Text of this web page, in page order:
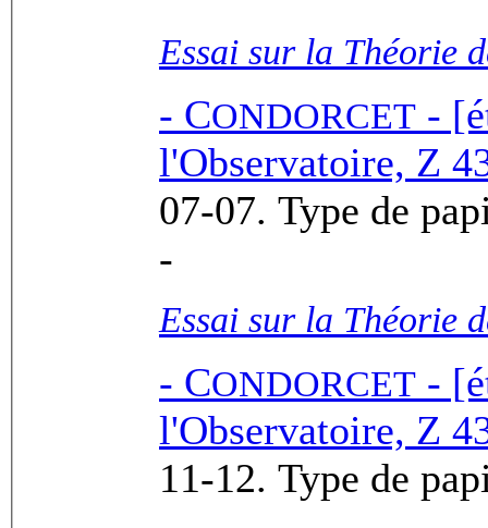
Essai sur la Théorie
- CONDORCET -
l'Observatoire, Z
-
Essai sur la Théorie
- CONDORCET -
l'Observatoire, Z